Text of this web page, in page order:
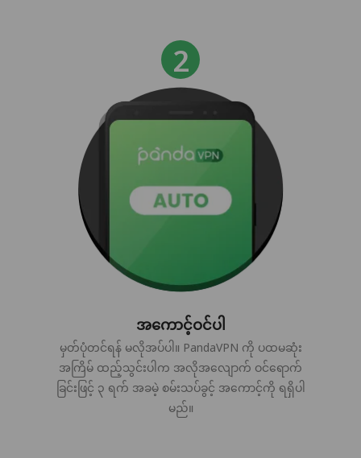
အကောင့်ဝင်ပါ
မှတ်ပုံတင်ရန် မလိုအပ်ပါ။ PandaVPN ကို ပထမဆုံး
အကြိမ် ထည့်သွင်းပါက အလိုအလျောက် ဝင်ရောက်
ခြင်းဖြင့် ၃ ရက် အခမဲ့ စမ်းသပ်ခွင့် အကောင့်ကို ရရှိပါ
မည်။